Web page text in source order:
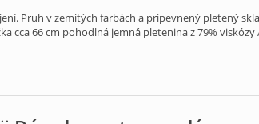
Pruh v zemitých farbách a pripevnený pletený
cca 66 cm pohodlná jemná pletenina z 79%